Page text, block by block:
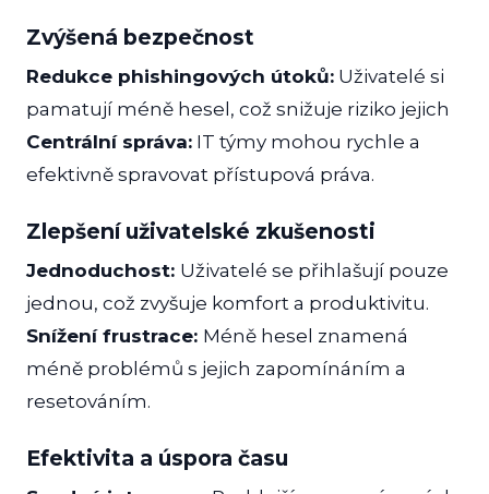
Zvýšená bezpečnost
Redukce phishingových útoků: Uživatelé si
pamatují méně hesel, což snižuje riziko jejich
Centrální správa: IT týmy mohou rychle a
efektivně spravovat přístupová práva.
Zlepšení uživatelské zkušenosti
Jednoduchost: Uživatelé se přihlašují pouze
jednou, což zvyšuje komfort a produktivitu.
Snížení frustrace: Méně hesel znamená
méně problémů s jejich zapomínáním a
resetováním.
Efektivita a úspora času